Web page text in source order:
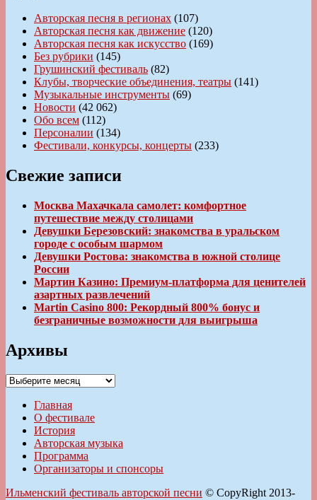
Авторская песня в регионах (107)
Авторская песня как движение (120)
Авторская песня как искусство (169)
Без рубрики (145)
Грушинский фестиваль (82)
Клубы, творческие объединения, театры (141)
Музыкальные инструменты (69)
Новости (42 062)
Обо всем (112)
Персоналии (134)
Фестивали, конкурсы, концерты (233)
Свежие записи
Москва Махачкала самолет: комфортное
путешествие между столицами
Девушки Березовский: знакомства в уральском
городе с особым шармом
Девушки Ростова: знакомства в южной столице
России
Мартин Казино: Премиум-платформа для ценителей
азартных развлечений
Martin Casino 800: Рекордный 800% бонус и
безграничные возможности для выигрыша
Архивы
Архивы
Главная
О фестивале
История
Авторская музыка
Программа
Организаторы и спонсоры
Ильменский фестиваль авторской песни © CopyRight 2013-